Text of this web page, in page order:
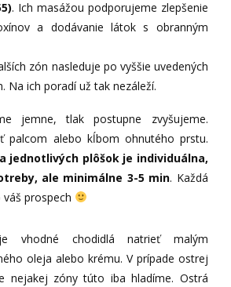
. Ich masážou podporujeme zlepšenie
a dodávanie látok s obranným
zón nasleduje po vyššie uvedených
Na ich poradí už tak nezáleží.
jemne, tlak postupne zvyšujeme.
palcom alebo kĺbom ohnutého prstu.
jednotlivých plôšok je individuálna,
ale minimálne 3-5 min. Každá
prospech
vhodné chodidlá natrieť malým
oleja alebo krému. V prípade ostrej
nejakej zóny túto iba hladíme. Ostrá